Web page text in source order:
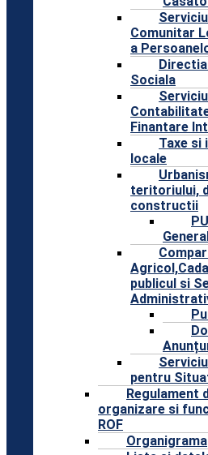
Comunitar
a
Sociala
Finantare
Taxe si
locale
teritoriului,
constructii
General
publicul si
pentru
Regulament
organizare si
ROF
Organigrama